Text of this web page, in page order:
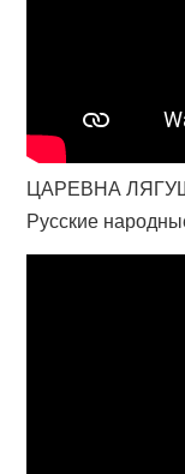
ЦАРЕВНА
Русские